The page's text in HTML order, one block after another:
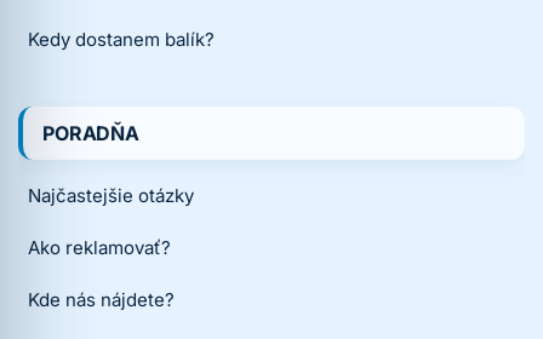
Kedy dostanem balík?
PORADŇA
Najčastejšie otázky
Ako reklamovať?
Kde nás nájdete?